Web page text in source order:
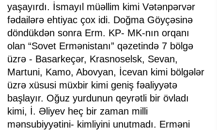
yaşayırdı. İsmayıl müəllim kimi Vətənpərvər
fədailərə ehtiyac çox idi. Doğma Göyçəsinə
döndükdən sonra Erm. KP- MK-nın orqanı
olan “Sovet Ermənistanı” qəzetində 7 bölgə
üzrə - Basarkeçər, Krasnoselsk, Sevan,
Martuni, Kamo, Abovyan, İcevan kimi bölgələr
üzrə xüsusi müxbir kimi geniş fəaliyyətə
başlayır. Oğuz yurdunun qeyrətli bir övladı
kimi, İ. Əliyev heç bir zaman milli
mənsubiyyətini- kimliyini unutmadı. Erməni